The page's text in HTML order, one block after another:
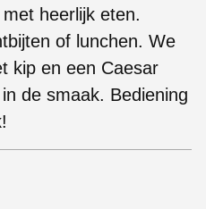
heerlijk eten.
of lunchen. We
kip en een Caesar
de smaak. Bediening